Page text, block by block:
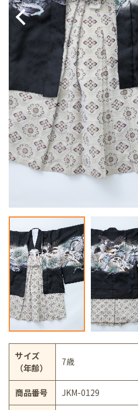
サイズ
（年齢）
7歳
商品番号 JKM-0129